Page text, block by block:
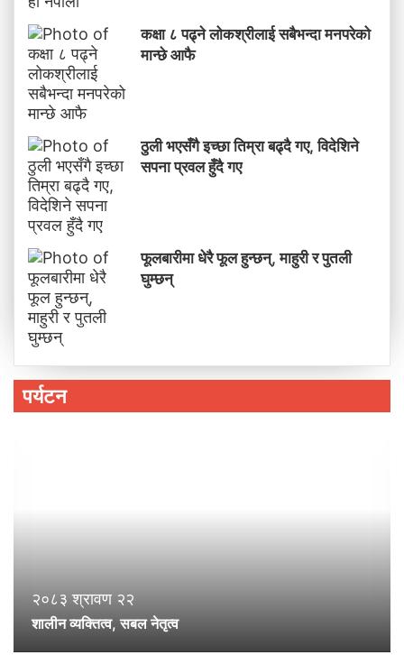
कक्षा ८ पढ्ने लोकश्रीलाई सबैभन्दा मनपरेको
मान्छे आफै
ठुली भएसँगै इच्छा तिम्रा बढ्दै गए, विदेशिने
सपना प्रवल हुँदै गए
फूलबारीमा धेरै फूल हुन्छन्, माहुरी र पुतली
घुम्छन्
पर्यटन
२०८३ श्रावण २२
शालीन व्यक्तित्व, सबल नेतृत्व